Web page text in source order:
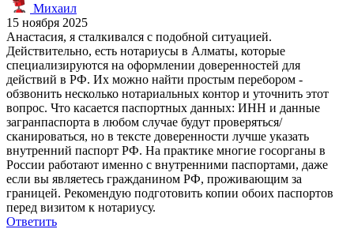
Михаил
15 ноября 2025
Анастасия, я сталкивался с подобной ситуацией.
Действительно, есть нотариусы в Алматы, которые
специализируются на оформлении доверенностей для
действий в РФ. Их можно найти простым перебором -
обзвонить несколько нотариальных контор и уточнить этот
вопрос. Что касается паспортных данных: ИНН и данные
загранпаспорта в любом случае будут проверяться/
сканироваться, но в тексте доверенности лучше указать
внутренний паспорт РФ. На практике многие госорганы в
России работают именно с внутренними паспортами, даже
если вы являетесь гражданином РФ, проживающим за
границей. Рекомендую подготовить копии обоих паспортов
перед визитом к нотариусу.
Ответить